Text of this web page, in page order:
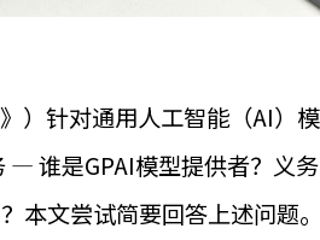
）针对通用人工智能（AI）
谁是GPAI模型提供者？义
本文尝试简要回答上述问题。